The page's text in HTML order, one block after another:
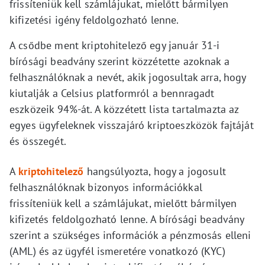
frissíteniük kell számlájukat, mielőtt bármilyen
kifizetési igény feldolgozható lenne.
A csődbe ment kriptohitelező egy január 31-i
bírósági beadvány szerint közzétette azoknak a
felhasználóknak a nevét, akik jogosultak arra, hogy
kiutalják a Celsius platformról a bennragadt
eszközeik 94%-át. A közzétett lista tartalmazta az
egyes ügyfeleknek visszajáró kriptoeszközök fajtáját
és összegét.
A kriptohitelező hangsúlyozta, hogy a jogosult
felhasználóknak bizonyos információkkal
frissíteniük kell a számlájukat, mielőtt bármilyen
kifizetés feldolgozható lenne. A bírósági beadvány
szerint a szükséges információk a pénzmosás elleni
(AML) és az ügyfél ismeretére vonatkozó (KYC)